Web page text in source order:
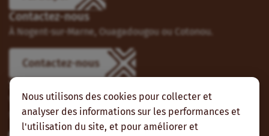
Nous utilisons des cookies pour collecter et
analyser des informations sur les performances et
l'utilisation du site, et pour améliorer et
Contactez-nous
À Nogent-sur-Marne, Ouagadougou ou Cotonou.
Contactez-nous
Suivez-nous
Vous pouvez aussi vous abonner à nos flux RSS et nous
suivre sur les réseaux sociaux.